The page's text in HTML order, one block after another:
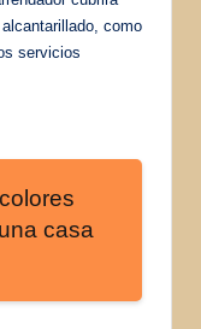
como
servicios
casa